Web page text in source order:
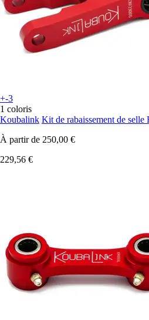
+-3
1 coloris
Koubalink Kit de rabaissement de
À partir de 250,00 €
229,56 €